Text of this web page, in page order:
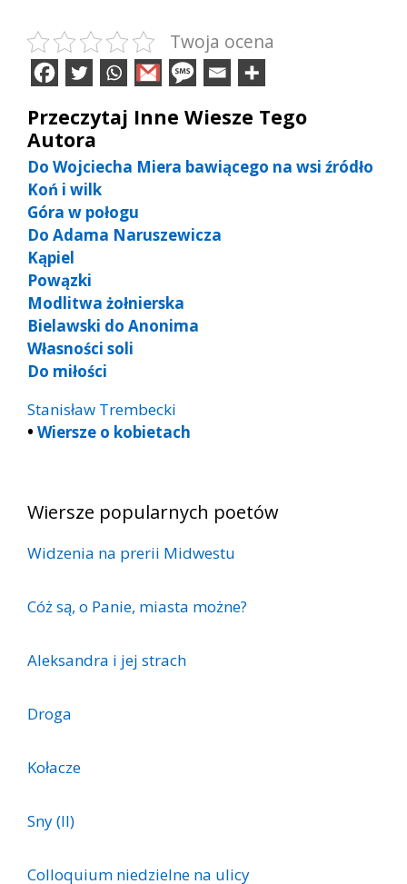
Twoja ocena
Przeczytaj Inne Wiesze Tego
Autora
Do Wojciecha Miera bawiącego na wsi źródło
Koń i wilk
Góra w połogu
Do Adama Naruszewicza
Kąpiel
Powązki
Modlitwa żołnierska
Bielawski do Anonima
Własności soli
Do miłości
Stanisław Trembecki
• Wiersze o kobietach
Wiersze popularnych poetów
Widzenia na prerii Midwestu
Cóż są, o Panie, miasta możne?
Aleksandra i jej strach
Droga
Kołacze
Sny (II)
Colloquium niedzielne na ulicy